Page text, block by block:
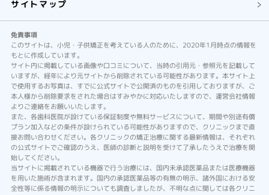
サイトマップ
免責事項
このサイトは、小児・子供矯正を考えている人のために、2020年1月時点の情報を
もとに作成しています。
サイト内に掲載している画像や口コミについて、当時の引用元・参照元を記載して
いますが、経年により元サイトから削除されている可能性があります。本サイト上
で使用するお写真は、すでに公式サイトで公開済のものを引用しておりますが、ご
本人様から削除要求をされた場合はすみやかに対応いたしますので、運営会社情報
よりご連絡をお願いいたします。
また、各歯科医院が設けている保証制度や無料サービスについて、期間や別途有償
プラン加入などの条件が設けられている可能性がありますので、クリニックまで直
接お問い合わせください。各クリニックの矯正治療に関する最新情報は、それぞれ
の公式サイトでご確認のうえ、医師の診断と説明を受けて了承したうえで治療を開
始してください。
当サイトに掲載されている機器で行う治療には、国内未承認医薬品または医療機器
を用いた施術が含まれます。国内の承認医薬品等の有無の明示、諸外国における安
全性等に係る情報の明示についても調査しましたが、不明な点に関しては各クリニ